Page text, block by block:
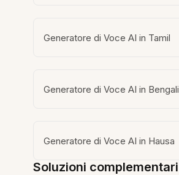
Generatore di Voce AI in Tamil
Generatore di Voce AI in Bengali
Generatore di Voce AI in Hausa
Soluzioni complementari